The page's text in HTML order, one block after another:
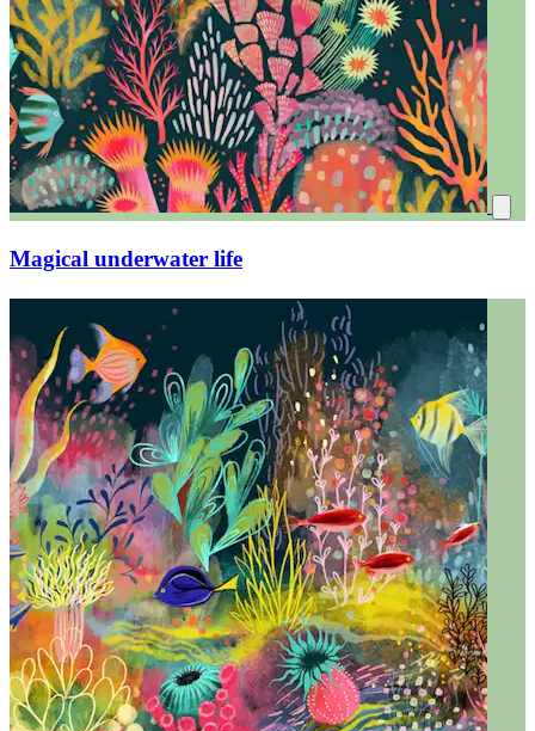
Magical underwater life